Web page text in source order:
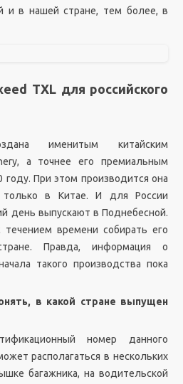
и в нашей стране, тем более, в
TXL для российского
именитым китайским
а точнее его премиальным
году. При этом производится она
только в Китае. И для России
день выпускают в Поднебесной.
времени собирать его
Правда, информация о
такого производства пока
в какой стране выпущен
номер данного
располагаться в нескольких
багажника, на водительской